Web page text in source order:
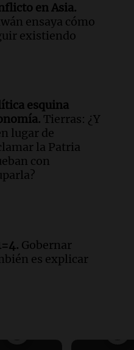
en Asia.
ensaya cómo
existiendo
esquina
Tierras: ¿Y
lugar de
la Patria
con
Gobernar
es explicar